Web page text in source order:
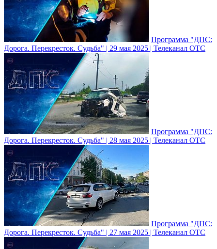
Программа "ДПС:
Дорога. Перекресток. Судьба" | 29 мая 2025 | Телеканал ОТС
Программа "ДПС:
Дорога. Перекресток. Судьба" | 28 мая 2025 | Телеканал ОТС
Программа "ДПС:
Дорога. Перекресток. Судьба" | 27 мая 2025 | Телеканал ОТС